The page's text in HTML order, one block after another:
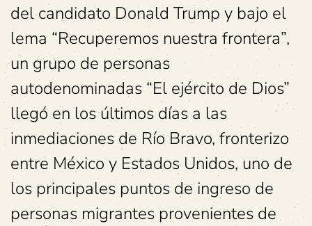
del candidato Donald Trump y bajo el
lema “Recuperemos nuestra frontera”,
un grupo de personas
autodenominadas “El ejército de Dios”
llegó en los últimos días a las
inmediaciones de Río Bravo, fronterizo
entre México y Estados Unidos, uno de
los principales puntos de ingreso de
personas migrantes provenientes de